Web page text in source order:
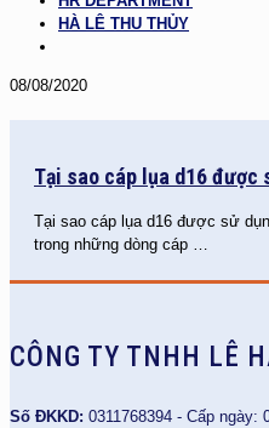
HÀ LÊ THU THỦY
08/08/2020
Tại sao cáp lụa d16 được
Tại sao cáp lụa d16 được sử
trong những dòng cáp …
CÔNG TY TNHH LÊ
Số ĐKKD: 0311768394 - Cấp ngày: